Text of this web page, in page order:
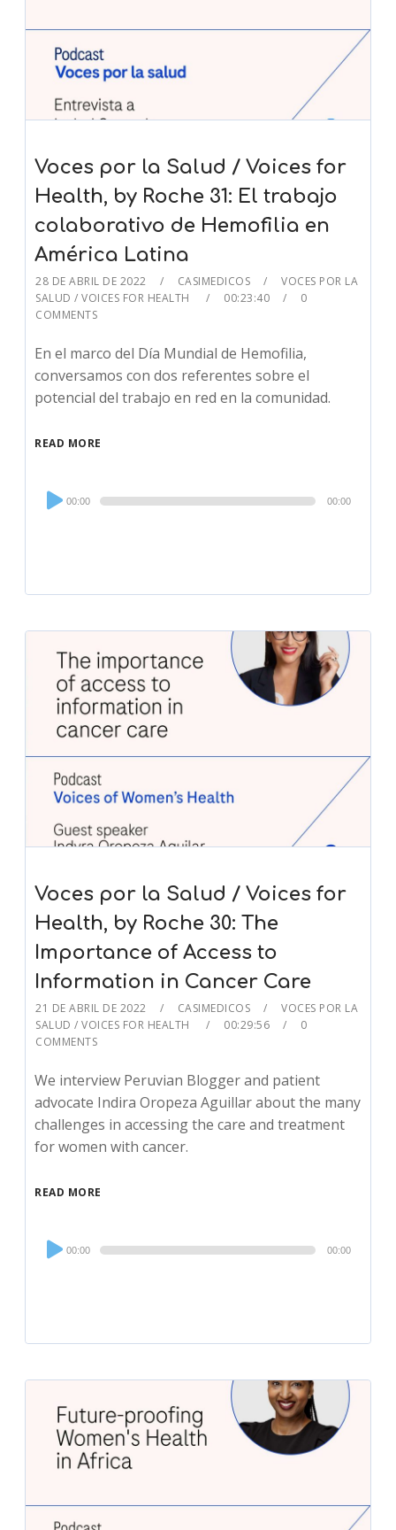
Voces por la Salud / Voices for
Health, by Roche 31: El trabajo
colaborativo de Hemofilia en
América Latina
28 DE ABRIL DE 2022 CASIMEDICOS
VOCES POR LA
SALUD / VOICES FOR HEALTH
00:23:40
0
COMMENTS
En el marco del Día Mundial de Hemofilia,
conversamos con dos referentes sobre el
potencial del trabajo en red en la comunidad.
READ MORE
Audio
Player
00:00 00:00
Voces por la Salud / Voices for
Health, by Roche 30: The
Importance of Access to
Information in Cancer Care
21 DE ABRIL DE 2022 CASIMEDICOS
VOCES POR LA
SALUD / VOICES FOR HEALTH
00:29:56
0
COMMENTS
We interview Peruvian Blogger and patient
advocate Indira Oropeza Aguillar about the many
challenges in accessing the care and treatment
for women with cancer.
READ MORE
Audio
Player
00:00 00:00